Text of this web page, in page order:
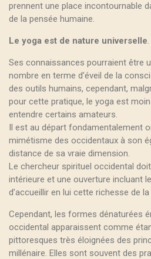
prennent une place incontournable
de la pensée humaine.
Le yoga est de nature universelle.
Ses connaissances pourraient être
nombre en terme d’éveil de la
des outils humains, cependant,
pour cette pratique, le yoga est
entendre certains amateurs.
Il est au départ fondamentalement
mimétisme des occidentaux à son
distance de sa vraie dimension.
Le chercheur spirituel occidental
intérieure et une ouverture incluant
d’accueillir en lui cette richesse de
Cependant, les formes dénaturées
occidental apparaissent comme
pittoresques très éloignées des
millénaire. Elles sont souvent des